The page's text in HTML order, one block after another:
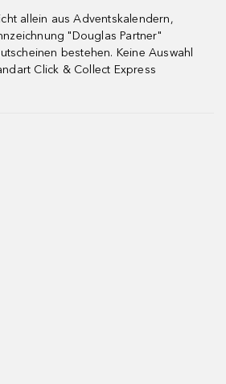
allein aus Adventskalendern,
"Douglas Partner"
bestehen. Keine Auswahl
Click & Collect Express